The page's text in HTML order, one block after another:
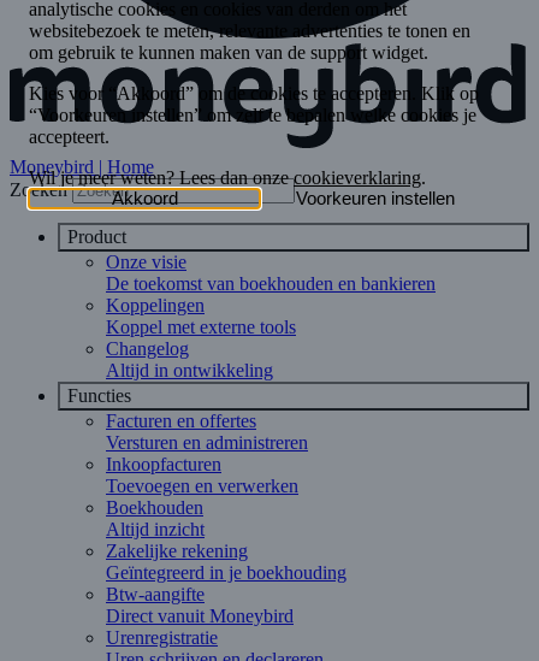
Moneybird | Home
Zoeken
Product
Onze visie
De toekomst van boekhouden en bankieren
Koppelingen
Koppel met externe tools
Changelog
Altijd in ontwikkeling
Functies
Facturen en offertes
Versturen en administreren
Inkoopfacturen
Toevoegen en verwerken
Boekhouden
Altijd inzicht
Zakelijke rekening
Geïntegreerd in je boekhouding
Btw-aangifte
Direct vanuit Moneybird
Urenregistratie